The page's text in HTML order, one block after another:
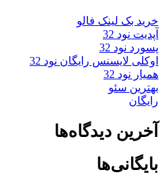
خرید بک لینک فالو
آپدیت نود 32
پسورد نود 32
اوکلی لایسنس رایگان نود 32
همیار نود 32
بهترین سئو
رایگان
آخرین دیدگاه‌ها
بایگانی‌ها